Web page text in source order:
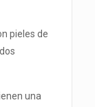
pieles de
una